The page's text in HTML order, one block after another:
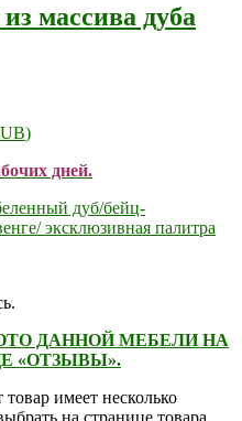
массива дуба
)
дней.
дуб/бейц-
эксклюзивная палитра
ДАННОЙ МЕБЕЛИ НА
«ОТЗЫВЫ».
товар имеет несколько
на странице товара.